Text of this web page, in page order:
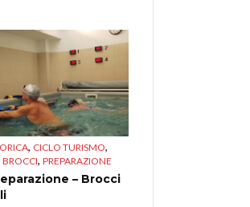
, CICLO TURISMO,
BROCCI, PREPARAZIONE
– Brocci